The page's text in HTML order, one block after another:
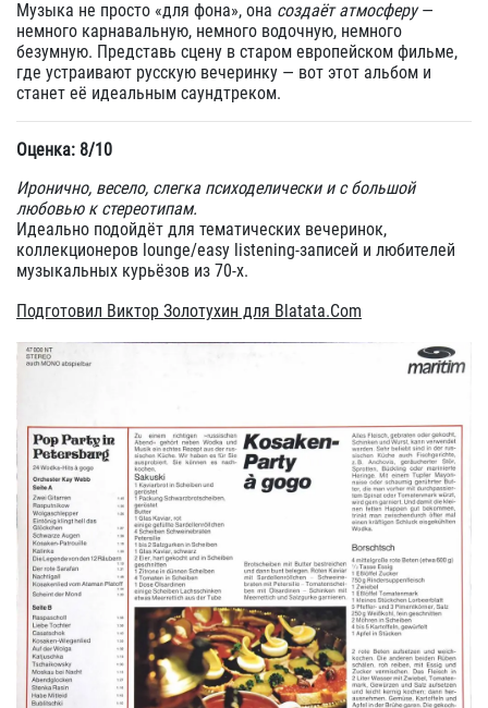
Музыка не просто «для фона», она создаёт атмосферу—
немного карнавальную, немного водочную, немного
безумную. Представь сцену в старом европейском фильме,
где устраивают русскую вечеринку — вот этот альбом и
станет её идеальным саундтреком.
Оценка: 8/10
Иронично, весело, слегка психоделически и с большой
любовью к стереотипам.
Идеально подойдёт для тематических вечеринок,
коллекционеров lounge/easy listening-записей и любителей
музыкальных курьёзов из 70-х.
Подготовил Виктор Золотухин для Blatata.Com